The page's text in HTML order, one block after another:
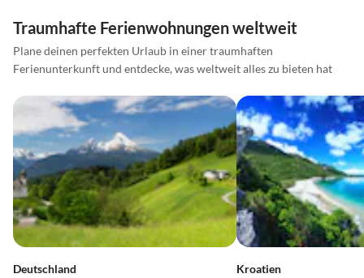
Traumhafte Ferienwohnungen weltweit
Plane deinen perfekten Urlaub in einer traumhaften
Ferienunterkunft und entdecke, was weltweit alles zu bieten hat
Deutschland Kroatien